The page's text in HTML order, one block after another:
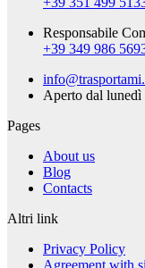
Responsabile
+39 349 986
Aperto dal lunedì
Pages
About us
Blog
Contacts
Altri link
Privacy Policy
Agreement with